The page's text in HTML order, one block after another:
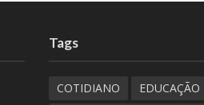
Tags
COTIDIANO EDUCAÇÃO